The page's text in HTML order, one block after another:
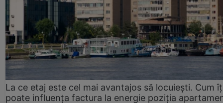
La ce etaj este cel mai avantajos să locuiești. Cum
poate influența factura la energie poziția